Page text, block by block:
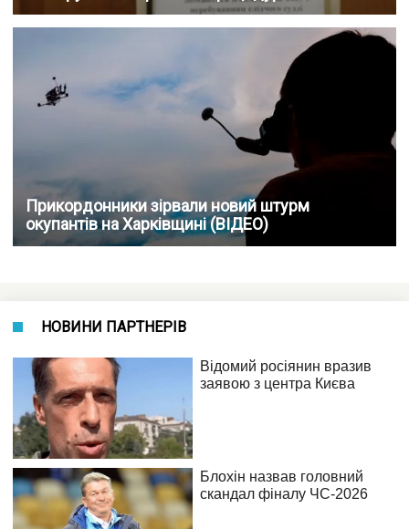
Прикордонники зірвали новий штурм
окупантів на Харківщині (ВІДЕО)
НОВИНИ ПАРТНЕРІВ